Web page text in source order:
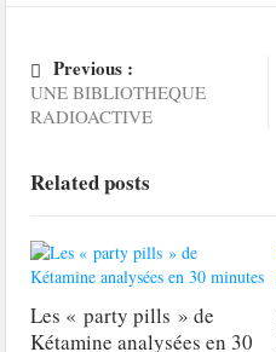
Previous :
UNE BIBLIOTHEQUE
RADIOACTIVE
Related posts
Les « party pills » de
Kétamine analysées en 30